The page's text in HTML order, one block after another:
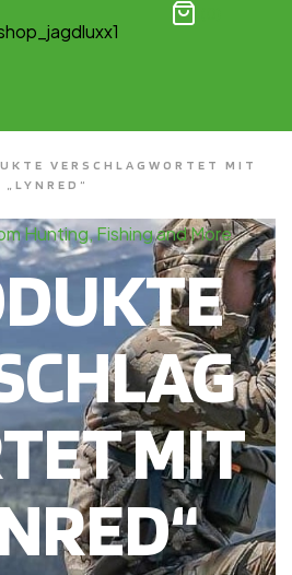
VERSCHLAGWORTET MIT
„LYNRED“
Hunting, Fishing and More
MIT